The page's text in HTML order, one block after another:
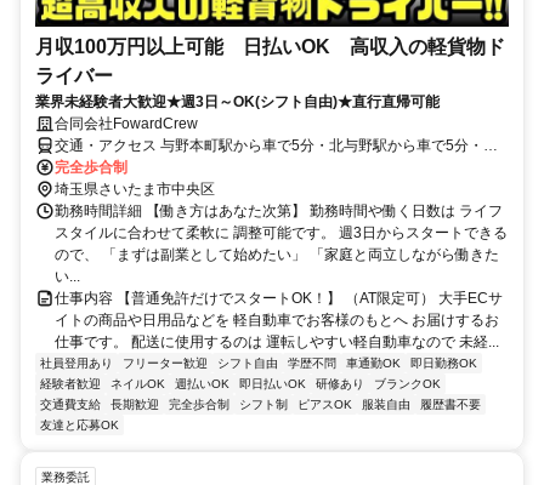
月収100万円以上可能 日払いOK 高収入の軽貨物ド
ライバー
業界未経験者大歓迎★週3日～OK(シフト自由)★直行直帰可能
合同会社FowardCrew
交通・アクセス 与野本町駅から車で5分・北与野駅から車で5分・与
野駅から車で5分
完全歩合制
埼玉県さいたま市中央区
勤務時間詳細 【働き方はあなた次第】 勤務時間や働く日数は ライフ
スタイルに合わせて柔軟に 調整可能です。 週3日からスタートできる
ので、 「まずは副業として始めたい」 「家庭と両立しながら働きた
い...
仕事内容 【普通免許だけでスタートOK！】 （AT限定可） 大手ECサ
イトの商品や日用品などを 軽自動車でお客様のもとへ お届けするお
仕事です。 配送に使用するのは 運転しやすい軽自動車なので 未経...
社員登用あり フリーター歓迎 シフト自由 学歴不問 車通勤OK
即日勤務OK
経験者歓迎
ネイルOK 週払いOK 即日払いOK 研修あり
ブランクOK
交通費支給
長期歓迎 完全歩合制 シフト制 ピアスOK 服装自由
履歴書不要
友達と応募OK
業務委託